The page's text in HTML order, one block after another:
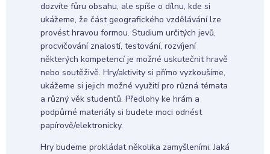
dozvíte fůru obsahu, ale spíše o dílnu, kde si
ukážeme, že část geografického vzdělávání lze
provést hravou formou. Studium určitých jevů,
procvičování znalostí, testování, rozvíjení
některých kompetencí je možné uskutečnit hravě
nebo soutěživě. Hry/aktivity si přímo vyzkoušíme,
ukážeme si jejich možné využití pro různá témata
a různý věk studentů. Předlohy ke hrám a
podpůrné materiály si budete moci odnést
papírově/elektronicky.
Hry budeme prokládat několika zamyšleními: Jaká